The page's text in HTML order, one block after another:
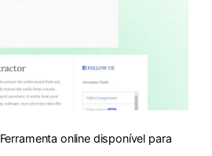
Ferramenta online disponível para